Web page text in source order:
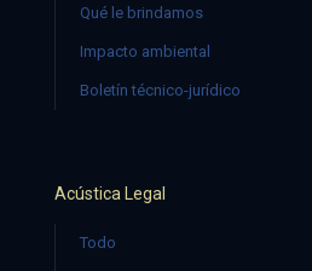
Qué le brindamos
Impacto ambiental
Boletín técnico-jurídico
Acústica Legal
Todo